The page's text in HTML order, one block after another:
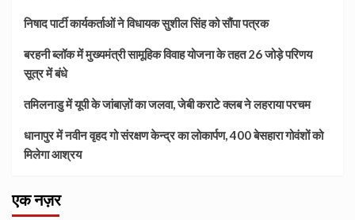
निषाद पार्टी कार्यकर्ताओं ने विधायक सुशील सिंह को सौंपा पत्रक
बरहनी ब्लॉक में मुख्यमंत्री सामूहिक विवाह योजना के तहत 26 जोड़े परिणय
सूत्र में बंधे
तमिलनाडु में यूपी के जांबाज़ों का जलवा, जेबी कराटे क्लब ने लहराया परचम
धानापुर में नवीन वृहद गो संरक्षण केन्द्र का लोकार्पण, 400 बेसहारा गोवंशों को
मिलेगा आश्रय
एक नज़र